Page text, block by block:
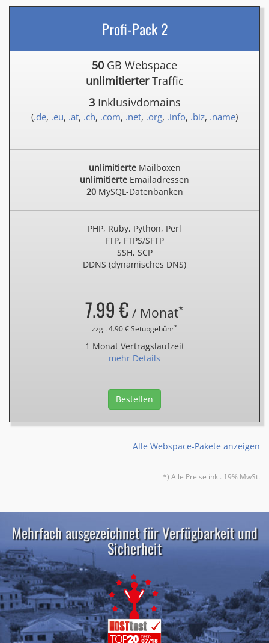
Profi-Pack 2
50 GB Webspace
unlimitierterTraffic
3Inklusivdomains
(.de, .eu, .at, .ch, .com, .net, .org, .info, .biz, .name)
unlimitierteMailboxen
unlimitierte Emailadressen
20MySQL-Datenbanken
PHP, Ruby, Python, Perl
FTP, FTPS/SFTP
SSH, SCP
DDNS (dynamisches DNS)
7.99 € / Monat*
zzgl. 4.90 € Setupgebühr*
1 Monat Vertragslaufzeit
mehr Details
Bestellen
Alle Webspace-Pakete anzeigen
*) Alle Preise inkl. 19% MwSt.
Mehrfach ausgezeichnet für Verfügbarkeit und
Sicherheit